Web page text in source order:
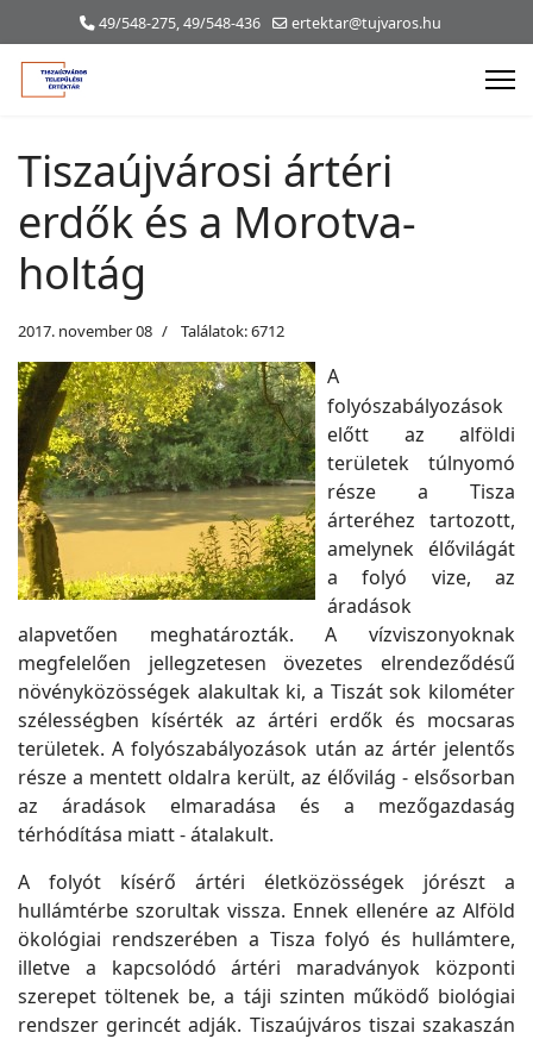
49/548-275, 49/548-436 ertektar@tujvaros.hu
Tiszaújvárosi ártéri
erdők és a Morotva-
holtág
2017. november 08 Találatok: 6712
A
folyószabályozások
előtt az alföldi
területek túlnyomó
része a Tisza
árteréhez tartozott,
amelynek élővilágát
a folyó vize, az
áradások
alapvetően meghatározták. A vízviszonyoknak
megfelelően jellegzetesen övezetes elrendeződésű
növényközösségek alakultak ki, a Tiszát sok kilométer
szélességben kísérték az ártéri erdők és mocsaras
területek. A folyószabályozások után az ártér jelentős
része a mentett oldalra került, az élővilág - elsősorban
az áradások elmaradása és a mezőgazdaság
térhódítása miatt - átalakult.
A folyót kísérő ártéri életközösségek jórészt a
hullámtérbe szorultak vissza. Ennek ellenére az Alföld
ökológiai rendszerében a Tisza folyó és hullámtere,
illetve a kapcsolódó ártéri maradványok központi
szerepet töltenek be, a táji szinten működő biológiai
rendszer gerincét adják. Tiszaújváros tiszai szakaszán